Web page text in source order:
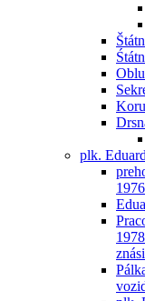
plk.
1976